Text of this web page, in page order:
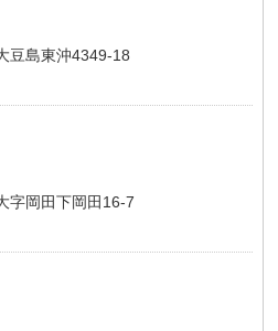
豆島東沖4349-18
字岡田下岡田16-7